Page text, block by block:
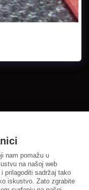
nam pomažu u
na našoj web
prilagoditi sadržaj tako
iskustvo. Zato zgrabite